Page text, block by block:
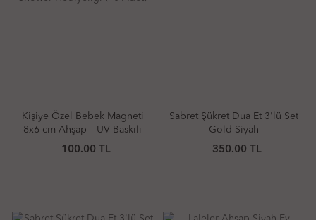
Kişiye Özel Bebek Magneti
8x6 cm Ahşap – UV Baskılı
Doğum, Mevlüt & Baby
100.00 TL
Sabret Şükret Dua Et 3'lü Set
Gold Siyah
350.00 TL